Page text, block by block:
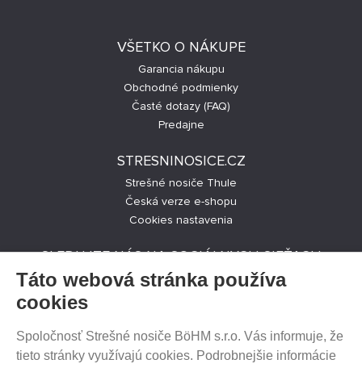
VŠETKO O NÁKUPE
Garancia nákupu
Obchodné podmienky
Časté dotazy (FAQ)
Predajne
STRESNINOSICE.CZ
Strešné nosiče Thule
Česká verze e-shopu
Cookies nastavenia
SLEDUJTE NÁS NA SOCIÁLNYCH SIEŤACH
PREDAJ NA SPLÁTKY
Táto webová stránka používa
cookies
Spoločnosť Strešné nosiče BöHM s.r.o. Vás informuje, že
tieto stránky využívajú cookies. Podrobnejšie informácie